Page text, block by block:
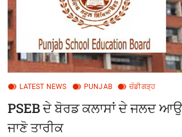
ਐਲਾਨ
LATEST NEWS PUNJAB ਚੰਡੀਗੜ੍ਹ
PSEB ਦੇ ਬੋਰਡ ਕਲਾਸਾਂ ਦੇ ਜਲਦ
ਜਾਣੋ ਤਾਰੀਕ